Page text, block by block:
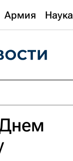
Армия Наука